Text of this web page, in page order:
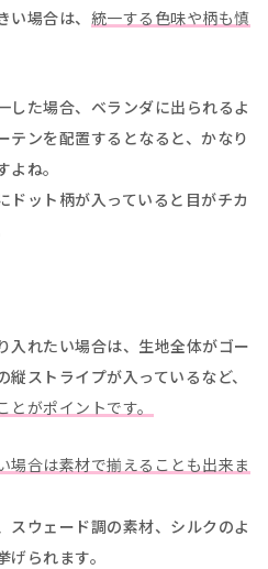
い場合は、 統一する色味や柄も慎
した場合、ベランダに出られるよ
テンを配置するとなると、かなり
よね。
ドット柄が入っていると目がチカ
入れたい場合は、生地全体がゴー
ストライプが入っているなど、
とがポイントです。
場合は素材で揃えることも出来ま
スウェード調の素材、シルクのよ
げられます。